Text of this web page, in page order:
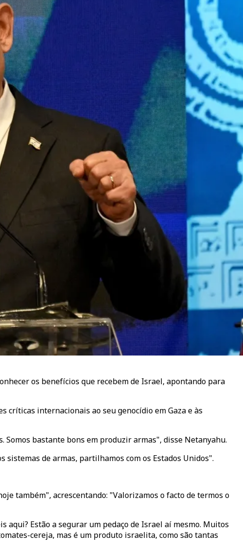
os benefícios que recebem de Israel, apontando para
críticas internacionais ao seu genocídio em Gaza e às
Somos bastante bons em produzir armas", disse Netanyahu.
sistemas de armas, partilhamos com os Estados Unidos".
também", acrescentando: "Valorizamos o facto de termos o
Estão a segurar um pedaço de Israel aí mesmo. Muitos
cereja, mas é um produto israelita, como são tantas